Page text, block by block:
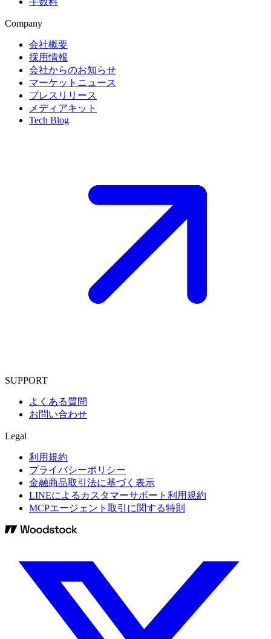
Company
会社概要
採用情報
会社からのお知らせ
マーケットニュース
プレスリリース
メディアキット
Tech Blog
SUPPORT
よくある質問
お問い合わせ
Legal
利用規約
プライバシーポリシー
金融商品取引法に基づく表示
LINEによるカスタマーサポート利用規約
MCPエージェント取引に関する特則